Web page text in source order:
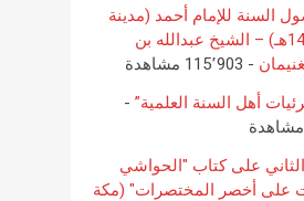
السنة للإمام أحمد (مدينة
الخبر1441هـ) – الشيخ عبدالله بن
- 115٬903 مشاهدة
أهل السنة العلمية”-
الثاني على كتاب "الحواشي
على أخصر المختصرات" (مكة